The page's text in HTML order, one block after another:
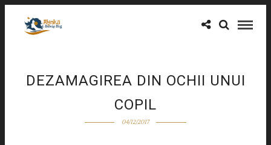
DEZAMAGIREA DIN OCHII UNUI
COPIL
04/12/2017